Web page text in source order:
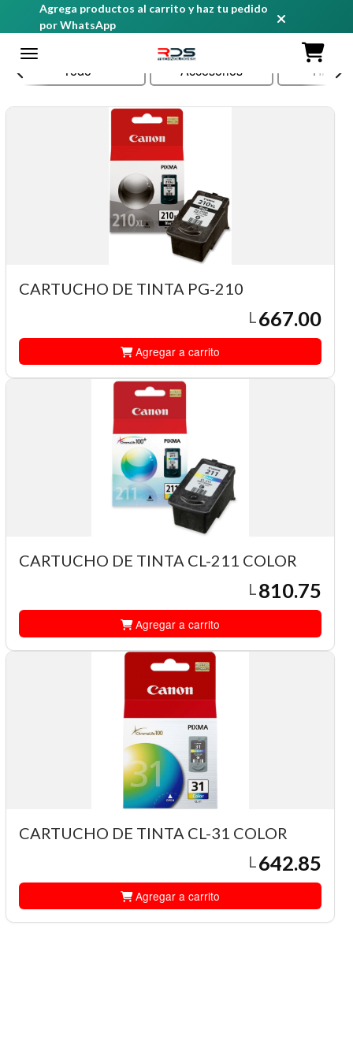
Agrega productos al carrito y haz tu pedido
por WhatsApp
Todo Accesorios
CARTUCHO DE TINTA PG-210
L667.00
Agregar a carrito
CARTUCHO DE TINTA CL-211 COLOR
L810.75
Agregar a carrito
CARTUCHO DE TINTA CL-31 COLOR
L642.85
Agregar a carrito